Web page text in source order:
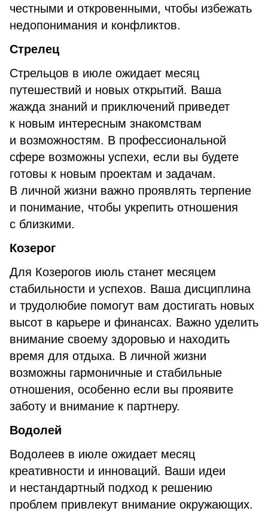
честными и откровенными, чтобы избежать
недопонимания и конфликтов.
Стрелец
Стрельцов в июле ожидает месяц
путешествий и новых открытий. Ваша
жажда знаний и приключений приведет
к новым интересным знакомствам
и возможностям. В профессиональной
сфере возможны успехи, если вы будете
готовы к новым проектам и задачам.
В личной жизни важно проявлять терпение
и понимание, чтобы укрепить отношения
с близкими.
Козерог
Для Козерогов июль станет месяцем
стабильности и успехов. Ваша дисциплина
и трудолюбие помогут вам достигать новых
высот в карьере и финансах. Важно уделить
внимание своему здоровью и находить
время для отдыха. В личной жизни
возможны гармоничные и стабильные
отношения, особенно если вы проявите
заботу и внимание к партнеру.
Водолей
Водолеев в июле ожидает месяц
креативности и инноваций. Ваши идеи
и нестандартный подход к решению
проблем привлекут внимание окружающих.